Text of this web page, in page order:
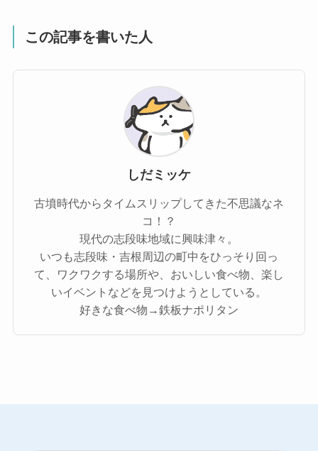
この記事を書いた人
しだミッケ
古墳時代からタイムスリップしてきた不思議なネ
コ！？
現代の志段味地域に興味津々。
いつも志段味・吉根周辺の町中をひっそり回っ
て、ワクワクする場所や、おいしい食べ物、楽し
いイベントなどを見つけようとしている。
好きな食べ物→鉄板ナポリタン